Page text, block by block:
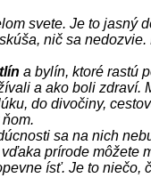
svete. Je to jasný
nič sa
a bylín, ktoré rastú
a ako boli zdraví.
do divočiny,
sa na nich
prírode môžete
ísť. Je to niečo,